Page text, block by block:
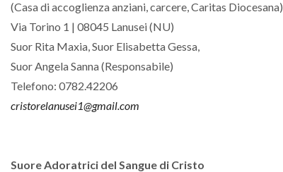
(Casa di accoglienza anziani, carcere, Caritas Diocesana)
Via Torino 1 | 08045 Lanusei (NU)
Suor Rita Maxia, Suor Elisabetta Gessa,
Suor Angela Sanna (Responsabile)
Telefono: 0782.42206
cristorelanusei1@gmail.com
Suore Adoratrici del Sangue di Cristo